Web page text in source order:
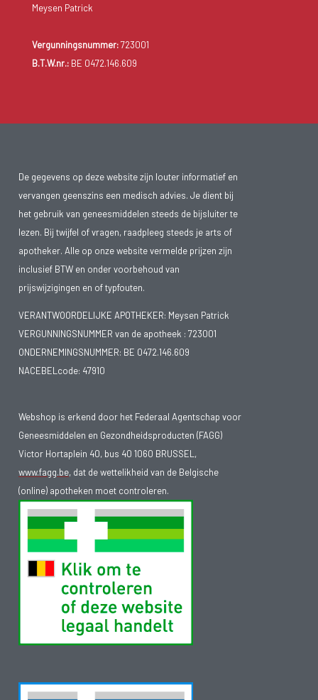
Meysen Patrick
Vergunningsnummer:723001
B.T.W.nr.:BE 0472.146.609
De gegevens op deze website zijn louter informatief en
vervangen geenszins een medisch advies. Je dient bij
het gebruik van geneesmiddelen steeds de bijsluiter te
lezen. Bij twijfel of vragen, raadpleeg steeds je arts of
apotheker. Alle op onze website vermelde prijzen zijn
inclusief BTW en onder voorbehoud van
prijswijzigingen en of typfouten.
VERANTWOORDELIJKE APOTHEKER: Meysen Patrick
VERGUNNINGSNUMMER van de apotheek : 723001
ONDERNEMINGSNUMMER: BE 0472.146.609
NACEBELcode: 47910
Webshop is erkend door het Federaal Agentschap voor
Geneesmiddelen en Gezondheidsproducten (FAGG)
Victor Hortaplein 40, bus 40 1060 BRUSSEL,
www.fagg.be, dat de wettelikheid van de Belgische
(online) apotheken moet controleren.